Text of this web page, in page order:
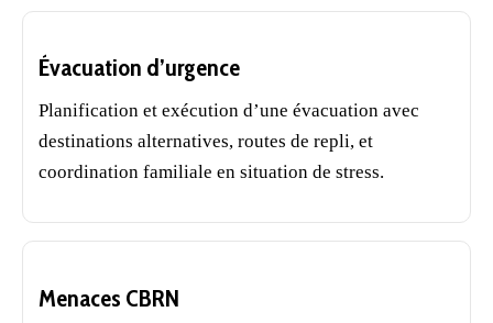
Évacuation d’urgence
Planification et exécution d’une évacuation avec
destinations alternatives, routes de repli, et
coordination familiale en situation de stress.
Menaces CBRN